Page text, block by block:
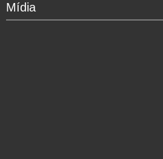
Mídia